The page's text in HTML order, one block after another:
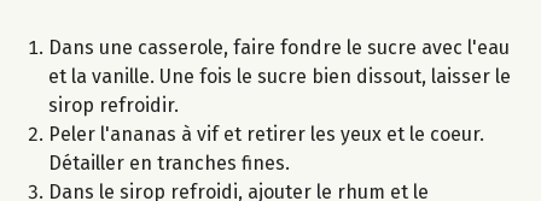
Dans une casserole, faire fondre le sucre avec l'eau
et la vanille. Une fois le sucre bien dissout, laisser le
sirop refroidir.
Peler l'ananas à vif et retirer les yeux et le coeur.
Détailler en tranches fines.
Dans le sirop refroidi, ajouter le rhum et le